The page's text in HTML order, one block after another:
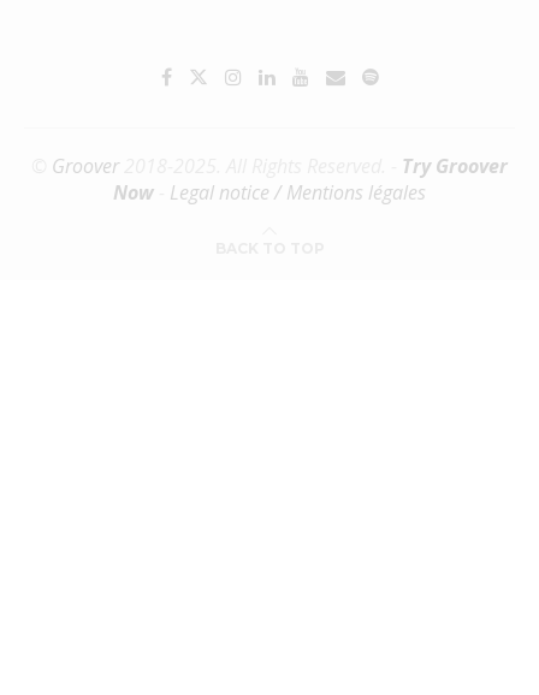
Groover2018-2025. All Rights Reserved. - Try Groover
Now
Legal notice / Mentions légales